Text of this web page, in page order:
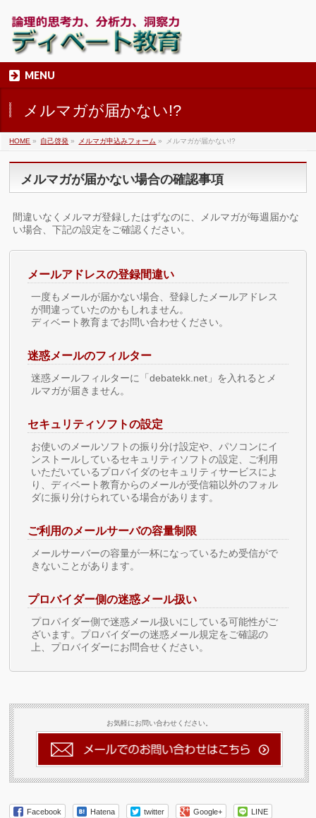
MENU
メルマガが届かない!?
HOME » 自己啓発 » メルマガ申込みフォーム » メルマガが届かない!?
メルマガが届かない場合の確認事項
間違いなくメルマガ登録したはずなのに、メルマガが毎週届かな
い場合、下記の設定をご確認ください。
メールアドレスの登録間違い
一度もメールが届かない場合、登録したメールアドレス
が間違っていたのかもしれません。
ディベート教育までお問い合わせください。
迷惑メールのフィルター
迷惑メールフィルターに「debatekk.net」を入れるとメ
ルマガが届きません。
セキュリティソフトの設定
お使いのメールソフトの振り分け設定や、パソコンにイ
ンストールしているセキュリティソフトの設定、ご利用
いただいているプロバイダのセキュリティサービスによ
り、ディベート教育からのメールが受信箱以外のフォル
ダに振り分けられている場合があります。
ご利用のメールサーバの容量制限
メールサーバーの容量が一杯になっているため受信がで
きないことがあります。
プロバイダー側の迷惑メール扱い
プロパイダー側で迷惑メール扱いにしている可能性がご
ざいます。プロバイダーの迷惑メール規定をご確認の
上、プロバイダーにお問合せください。
お気軽にお問い合わせください。
Facebook Hatena twitter Google+ LINE